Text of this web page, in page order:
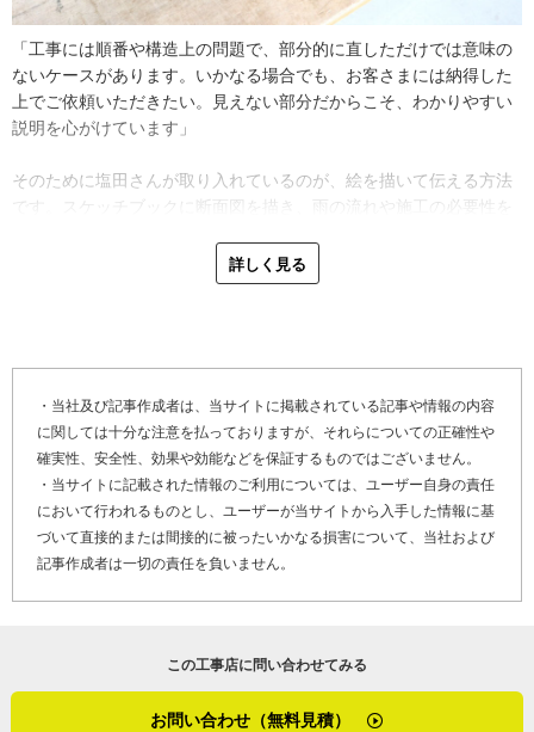
打ち合わせで現地に行った際に気を付けているのは、お客さまが心
配されている点はもちろん、その周囲に同じ不具合がないか確認す
ることだそう。二度手間にならないよう、細かい部分にまで目を配
ります。大規模な施工だけでなく、簡易な工事でも原因追求を徹底
する姿勢は変わりません。
詰まっていました。掃除だけの簡単な作業だったんですけど、放っ
りするんですね。そういう場合は、傷んだ部分は雨樋を支える部分
の釘の打ち直しなどで補修します」
題もあります。塩田さんは海岸からの距離を見極め、必要に応じて
ステンレス材の提案を行うなど、地域特性に合わせた対応を心がけ
ていると話してくれました。
「工事には順番や構造上の問題で、部分的に直しただけでは意味の
ないケースがあります。いかなる場合でも、お客さまには納得した
上でご依頼いただきたい。見えない部分だからこそ、わかりやすい
説明を心がけています」
そのために塩田さんが取り入れているのが、絵を描いて伝える方法
です。スケッチブックに断面図を描き、雨の流れや施工の必要性を
工夫しているそう。実は美術部に所属した経験がある塩田さん。さ
らにプラモデル作りを通じて培った構造をとらえる力が、現場での
最後に「かべいろは」をご覧になっている、雨漏りや外壁塗装の劣
ているお客さまへメッセージです。
「基本は数人で動いていますが、現場によって大人数のチームを組
めるのも当社の強みです。現地調査には自ら必ず伺い、見積もりは
施工内容や材料のグレードに応じた複数パターンをご用意していま
す。小さなことでも気軽にご相談ください。施工後に何かあれば、
お電話をいただけるとすぐに伺います」
もお客さまファーストの姿勢が表れています。安心して頼れる職人
詳しく見る
・当社及び記事作成者は、当サイトに掲載されている記事や情報の内容
に関しては十分な注意を払っておりますが、それらについての正確性や
確実性、安全性、効果や効能などを保証するものではございません。
・当サイトに記載された情報のご利用については、ユーザー自身の責任
において行われるものとし、ユーザーが当サイトから入手した情報に基
づいて直接的または間接的に被ったいかなる損害について、当社および
記事作成者は一切の責任を負いません。
この工事店に問い合わせてみる
お問い合わせ（無料見積）